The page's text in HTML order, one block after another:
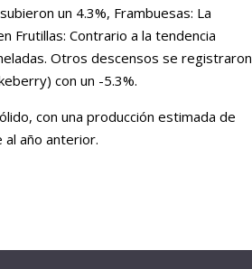
un 4.3%, Frambuesas: La
Frutillas: Contrario a la tendencia
Otros descensos se registraron
con un -5.3%.
con una producción estimada de
año anterior.